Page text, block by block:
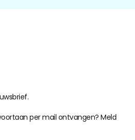
per mail ontvangen? Meld